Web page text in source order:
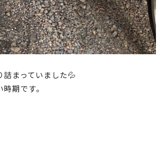
まっていました💦
期です。